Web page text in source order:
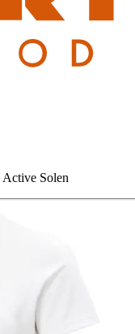
Solen